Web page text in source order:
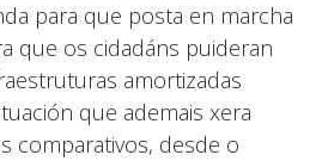
para que posta en marcha
que os cidadáns puideran
amortizadas
que ademais xera
comparativos, desde o